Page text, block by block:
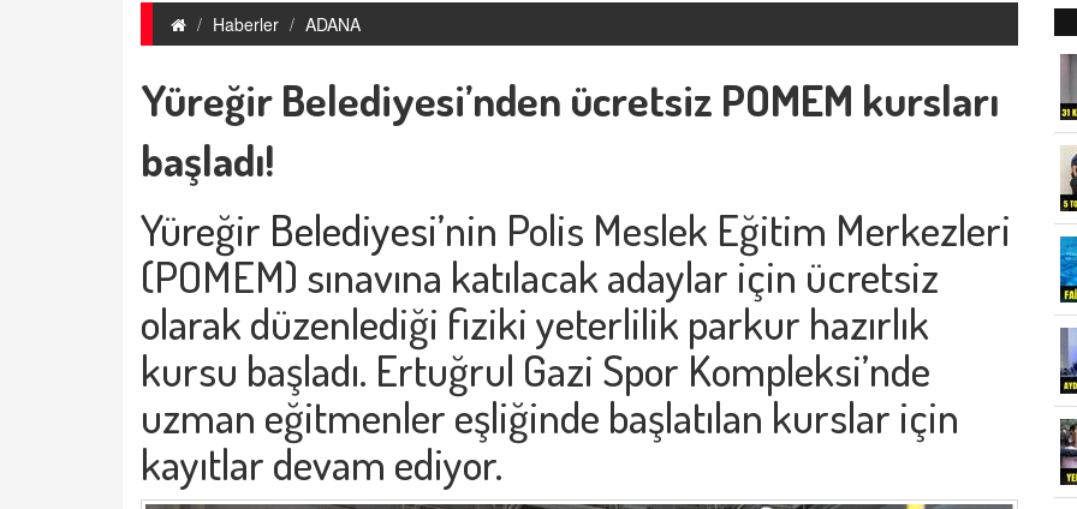
Haberler ADANA
Yüreğir Belediyesi’nden ücretsiz POMEM kursları
başladı!
Yüreğir Belediyesi’nin Polis Meslek Eğitim Merkezleri
(POMEM) sınavına katılacak adaylar için ücretsiz
olarak düzenlediği fiziki yeterlilik parkur hazırlık
kursu başladı. Ertuğrul Gazi Spor Kompleksi’nde
uzman eğitmenler eşliğinde başlatılan kurslar için
kayıtlar devam ediyor.